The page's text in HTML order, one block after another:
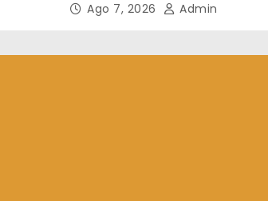
Ago 7, 2026 Admin